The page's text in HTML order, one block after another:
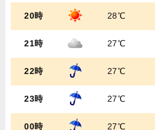
20時 28℃
21時 27℃
22時 27℃
23時 27℃
00時 27℃